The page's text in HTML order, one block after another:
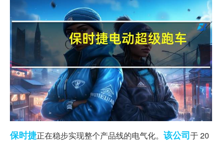
保时捷正在稳步实现整个产品线的电气化。 该公司于 20